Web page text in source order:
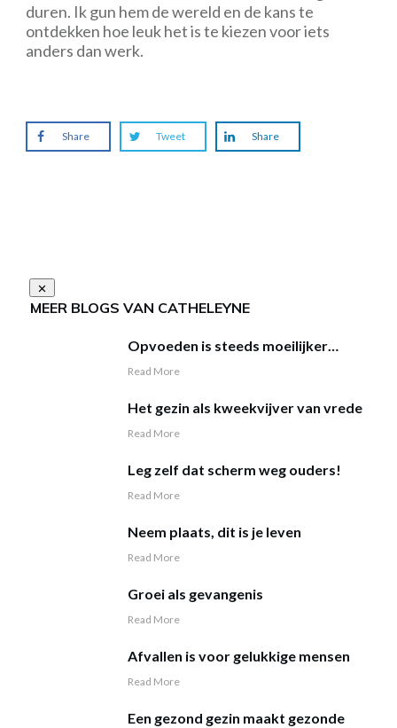
duren. Ik gun hem de wereld en de kans te
ontdekken hoe leuk het is te kiezen voor iets
anders dan werk.
Share Tweet Share
MEER BLOGS VAN CATHELEYNE
Opvoeden is steeds moeilijker…
Read More
Het gezin als kweekvijver van vrede
Read More
Leg zelf dat scherm weg ouders!
Read More
Neem plaats, dit is je leven
Read More
Groei als gevangenis
Read More
Afvallen is voor gelukkige mensen
Read More
Een gezond gezin maakt gezonde